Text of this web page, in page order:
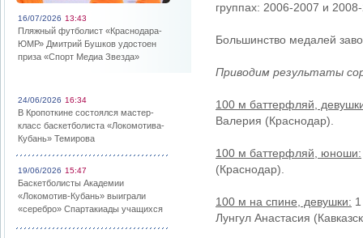
16/07/2026 13:43
Пляжный футболист «Краснодара-
ЮМР» Дмитрий Бушков удостоен
приза «Спорт Медиа Звезда»
24/06/2026 16:34
В Кропоткине состоялся мастер-
класс баскетболиста «Локомотива-
Кубань» Темирова
19/06/2026 15:47
Баскетболисты Академии
«Локомотив-Кубань» выиграли
«серебро» Спартакиады учащихся
группах: 2006-2007 и
Большинство медалей
Приводим результаты
100 м баттерфляй,
Валерия (Краснодар).
100 м баттерфляй, юноши:
(Краснодар).
100 м на спине, девушки:
Лунгул Анастасия